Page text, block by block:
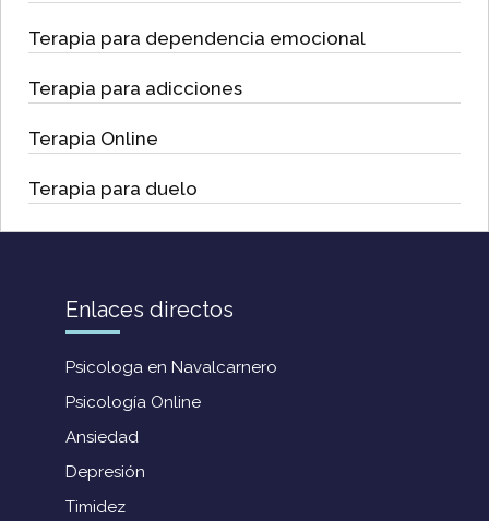
Terapia para dependencia emocional
Terapia para adicciones
Terapia Online
Terapia para duelo
Enlaces directos
Psicologa en Navalcarnero
Psicología Online
Ansiedad
Depresión
Timidez